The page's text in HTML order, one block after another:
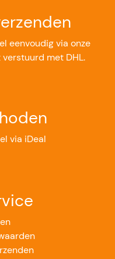
eenvoudig via onze
met DHL.
via iDeal